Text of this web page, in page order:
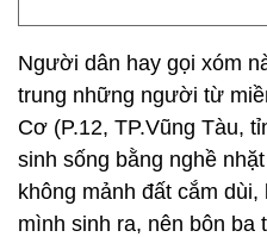
Người dân hay gọi xóm
trung những người từ
Cơ (P.12, TP.Vũng Tàu,
sinh sống bằng nghề
không mảnh đất cắm
mình sinh ra, nên bôn ba